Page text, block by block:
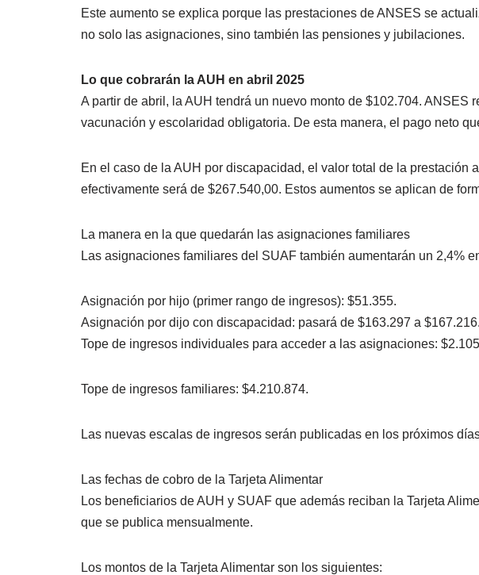
Este aumento se explica porque las prestaciones de ANSES se
no solo las asignaciones, sino también las pensiones y jubilaciones.
Lo que cobrarán la AUH en abril 2025
A partir de abril, la AUH tendrá un nuevo monto de $102.704.
vacunación y escolaridad obligatoria. De esta manera, el pago neto
En el caso de la AUH por discapacidad, el valor total de la
efectivamente será de $267.540,00. Estos aumentos se aplican de
La manera en la que quedarán las asignaciones familiares
Las asignaciones familiares del SUAF también aumentarán un 2,4%
Asignación por hijo (primer rango de ingresos): $51.355.
Asignación por dijo con discapacidad: pasará de $163.297 a $167.216.
Tope de ingresos individuales para acceder a las asignaciones:
Tope de ingresos familiares: $4.210.874.
Las nuevas escalas de ingresos serán publicadas en los próximos
Las fechas de cobro de la Tarjeta Alimentar
Los beneficiarios de AUH y SUAF que además reciban la Tarjeta
que se publica mensualmente.
Los montos de la Tarjeta Alimentar son los siguientes: